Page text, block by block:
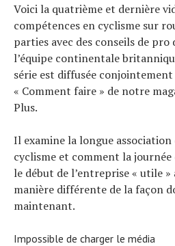
Voici la quatrième et dernière
compétences en cyclisme sur
parties avec des conseils de pro
l’équipe continentale
série est diffusée
« Comment faire » de notre
Plus.
Il examine la longue association
cyclisme et comment la
le début de l’entreprise « utile »
manière différente de la façon
maintenant.
Impossible de charger le média